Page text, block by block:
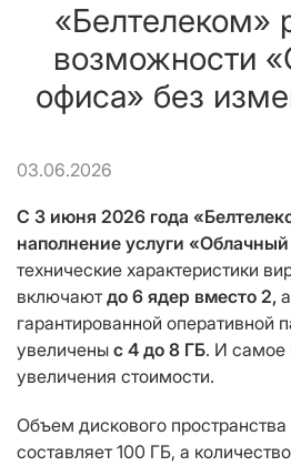
«Белтелеком»
возможности
офиса» без
03.06.2026
С 3 июня 2026 года
наполнение услуги
технические характеристики
включаютдо 6 ядер вместо 2,
гарантированной оперативной
увеличены с 4 до 8 ГБ. И самое
увеличения стоимости.
Объем дискового
составляет 100 ГБ, а